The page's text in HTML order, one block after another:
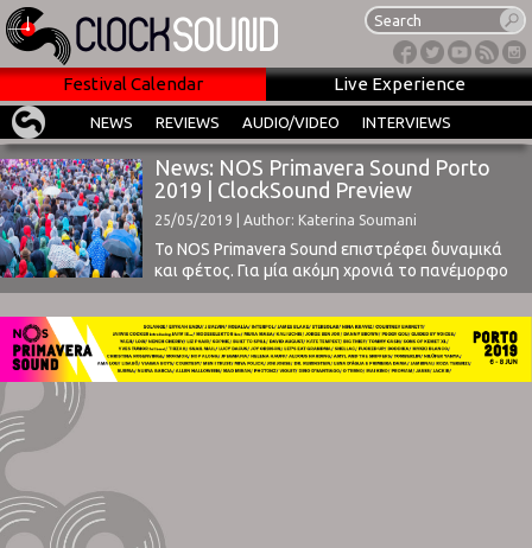
Festival Calendar Live Experience
NEWS REVIEWS AUDIO/VIDEO INTERVIEWS
News: NOS Primavera Sound Porto
2019 | ClockSound Preview
25/05/2019 | Author: Katerina Soumani
Το NOS Primavera Sound επιστρέφει δυναμικά
και φέτος. Για μία ακόμη χρονιά το πανέμορφο
Porto ετοιμάζεται να υποδεχτεί την 8η έκδοση
ενός από τα πιο αξιόλογα φεστιβάλ της
Ευρώπης.Όπως και τις προηγούμενες χρονιές,
το ραντεβού είναι στο Parque da Cidade, στις 6,
7 και 8 Ιουνίου, ενώ κατά τις μέρες λίγο ...